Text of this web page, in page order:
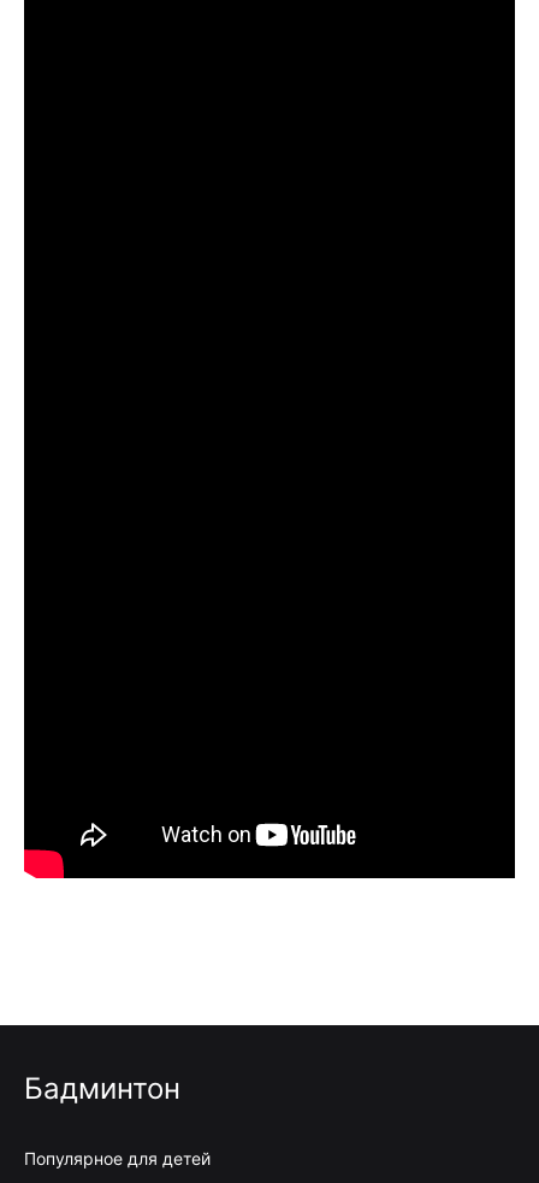
Бадминтон
Популярное для детей